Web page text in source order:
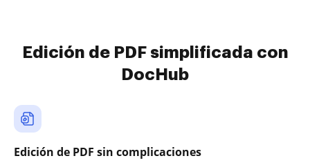
Edición de PDF simplificada con
DocHub
Edición de PDF sin complicaciones